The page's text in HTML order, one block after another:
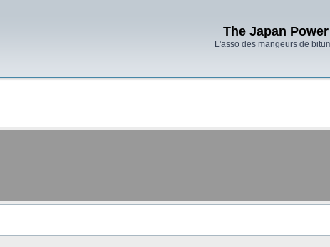
The Japan Power
L'asso des mangeurs de